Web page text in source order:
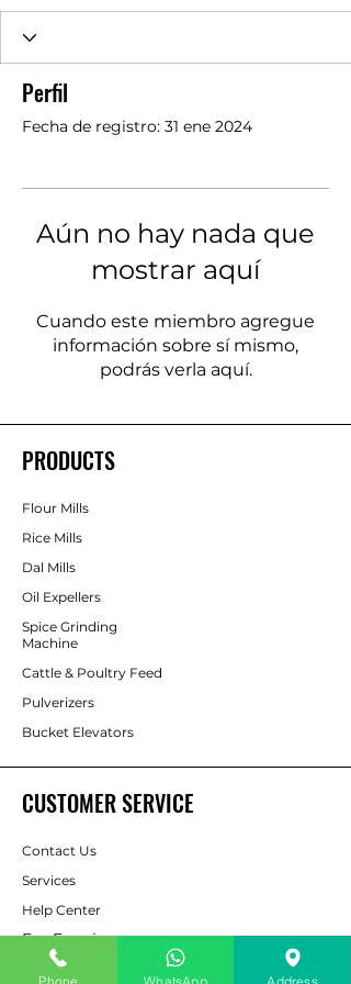
Perfil
Fecha de registro: 31 ene 2024
Aún no hay nada que
mostrar aquí
Cuando este miembro agregue
información sobre sí mismo,
podrás verla aquí.
PRODUCTS
Flour Mills
Rice Mills
Dal Mills
Oil Expellers
Spice Grinding
Machine
Cattle & Poultry Feed
Pulverizers
Bucket Elevators
CUSTOMER SERVICE
Contact Us
Services
Help Center
For Enquiry
Phone WhatsApp Address